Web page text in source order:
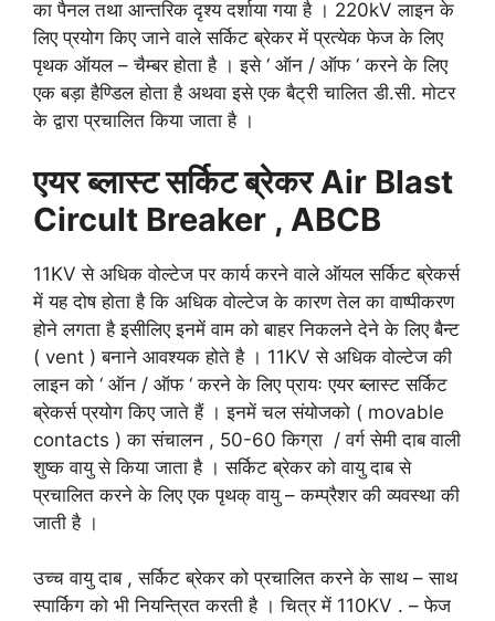
का पैनल तथा आन्तरिक दृश्य दर्शाया गया है । 220kV लाइन के
लिए प्रयोग किए जाने वाले सर्किट ब्रेकर में प्रत्येक फेज के लिए
पृथक ऑयल – चैम्बर होता है । इसे ‘ ऑन / ऑफ ‘ करने के लिए
एक बड़ा हैण्डिल होता है अथवा इसे एक बैट्री चालित डी.सी. मोटर
के द्वारा प्रचालित किया जाता है ।
एयर ब्लास्ट सर्किट ब्रेकरAir Blast
Circult Breaker , ABCB
11KV से अधिक वोल्टेज पर कार्य करने वाले ऑयल सर्किट ब्रेकर्स
में यह दोष होता है कि अधिक वोल्टेज के कारण तेल का वाष्पीकरण
होने लगता है इसीलिए इनमें वाम को बाहर निकलने देने के लिए बैन्ट
( vent ) बनाने आवश्यक होते है । 11KV से अधिक वोल्टेज की
लाइन को ‘ ऑन / ऑफ ‘ करने के लिए प्रायः एयर ब्लास्ट सर्किट
ब्रेकर्स प्रयोग किए जाते हैं । इनमें चल संयोजको ( movable
contacts ) का संचालन , 50-60 किग्रा / वर्ग सेमी दाब वाली
शुष्क वायु से किया जाता है । सर्किट ब्रेकर को वायु दाब से
प्रचालित करने के लिए एक पृथक् वायु – कम्प्रैशर की व्यवस्था की
जाती है ।
उच्च वायु दाब , सर्किट ब्रेकर को प्रचालित करने के साथ – साथ
स्पार्किग को भी नियन्त्रित करती है । चित्र में 110KV . – फेज